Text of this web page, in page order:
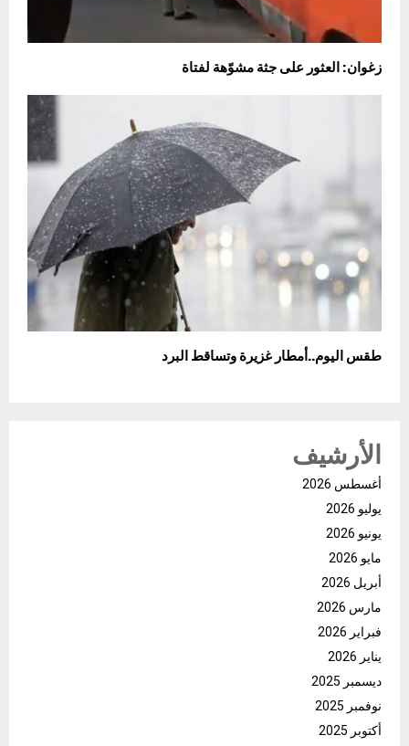
زغوان: العثور على جثة مشوّهة لفتاة
طقس اليوم..أمطار غزيرة وتساقط البرد
الأرشيف
أغسطس 2026
يوليو 2026
يونيو 2026
مايو 2026
أبريل 2026
مارس 2026
فبراير 2026
يناير 2026
ديسمبر 2025
نوفمبر 2025
أكتوبر 2025